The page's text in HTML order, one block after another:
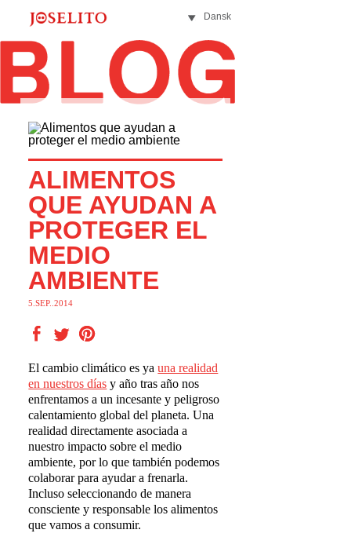
Dansk
ALIMENTOS
QUE AYUDAN A
PROTEGER EL
MEDIO
AMBIENTE
5.SEP..2014
El cambio climático es yauna realidad
en nuestros días y año tras año nos
enfrentamos a un incesante y peligroso
calentamiento global del planeta. Una
realidad directamente asociada a
nuestro impacto sobre el medio
ambiente, por lo que también podemos
colaborar para ayudar a frenarla.
Incluso seleccionando de manera
consciente y responsable los alimentos
que vamos a consumir.